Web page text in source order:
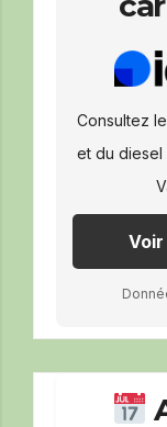
Consultez
et du diesel